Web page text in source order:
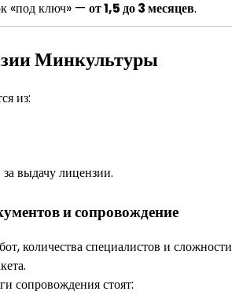
«под ключ» — от 1,5 до 3 месяцев.
Минкультуры
из:
выдачу лицензии.
и сопровождение
количества специалистов и сложности
сопровождения стоят: